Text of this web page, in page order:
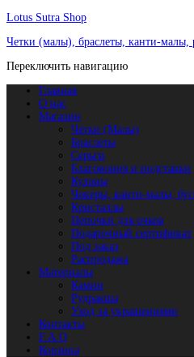
Lotus Sutra Shop
Четки (малы), браслеты, канти-малы,
Переключить навигацию
Главная
О нас
Магазин
Четки (Малы)
Браслеты
Серьги
Благовония и подставки
Кулоны
Чокеры, канти-малы,
Кристаллы
Цепочки для очков
Подарочный сертификат
Под заказ
Распродажа
Материалы
Камни
Рудракша
Уход за украшениями
Контакты
F.A.Q
Корзина